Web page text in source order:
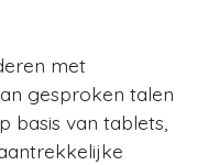
met
gesproken talen
basis van tablets,